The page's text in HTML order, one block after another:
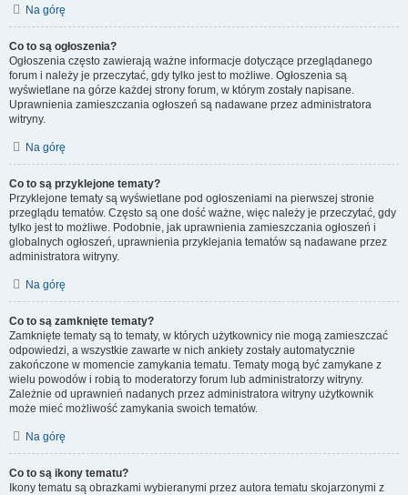
Na górę
Co to są ogłoszenia?
Ogłoszenia często zawierają ważne informacje dotyczące przeglądanego
forum i należy je przeczytać, gdy tylko jest to możliwe. Ogłoszenia są
wyświetlane na górze każdej strony forum, w którym zostały napisane.
Uprawnienia zamieszczania ogłoszeń są nadawane przez administratora
witryny.
Na górę
Co to są przyklejone tematy?
Przyklejone tematy są wyświetlane pod ogłoszeniami na pierwszej stronie
przeglądu tematów. Często są one dość ważne, więc należy je przeczytać, gdy
tylko jest to możliwe. Podobnie, jak uprawnienia zamieszczania ogłoszeń i
globalnych ogłoszeń, uprawnienia przyklejania tematów są nadawane przez
administratora witryny.
Na górę
Co to są zamknięte tematy?
Zamknięte tematy są to tematy, w których użytkownicy nie mogą zamieszczać
odpowiedzi, a wszystkie zawarte w nich ankiety zostały automatycznie
zakończone w momencie zamykania tematu. Tematy mogą być zamykane z
wielu powodów i robią to moderatorzy forum lub administratorzy witryny.
Zależnie od uprawnień nadanych przez administratora witryny użytkownik
może mieć możliwość zamykania swoich tematów.
Na górę
Co to są ikony tematu?
Ikony tematu są obrazkami wybieranymi przez autora tematu skojarzonymi z